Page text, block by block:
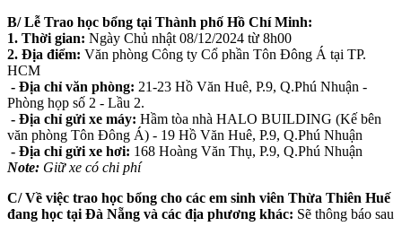
B/ Lễ Trao học bổng tại Thành phố Hồ Chí Minh:
1. Thời gian: Ngày Chủ nhật 08/12/2024 từ 8h00
2. Địa điểm: Văn phòng Công ty Cổ phần Tôn Đông Á tại TP.
HCM
- Địa chỉ văn phòng: 21-23 Hồ Văn Huê, P.9, Q.Phú Nhuận -
Phòng họp số 2 - Lầu 2.
- Địa chỉ gửi xe máy: Hầm tòa nhà HALO BUILDING (Kế bên
văn phòng Tôn Đông Á) - 19 Hồ Văn Huê, P.9, Q.Phú Nhuận
- Địa chỉ gửi xe hơi: 168 Hoàng Văn Thụ, P.9, Q.Phú Nhuận
Note: Giữ xe có chi phí
C/ Về việc trao học bổng cho các em sinh viên Thừa Thiên Huế
đang học tại Đà Nẵng và các địa phương khác: Sẽ thông báo sau